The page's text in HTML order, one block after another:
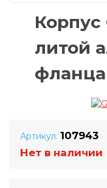
Корпус
литой
Артикул: 107943
Нет в наличии